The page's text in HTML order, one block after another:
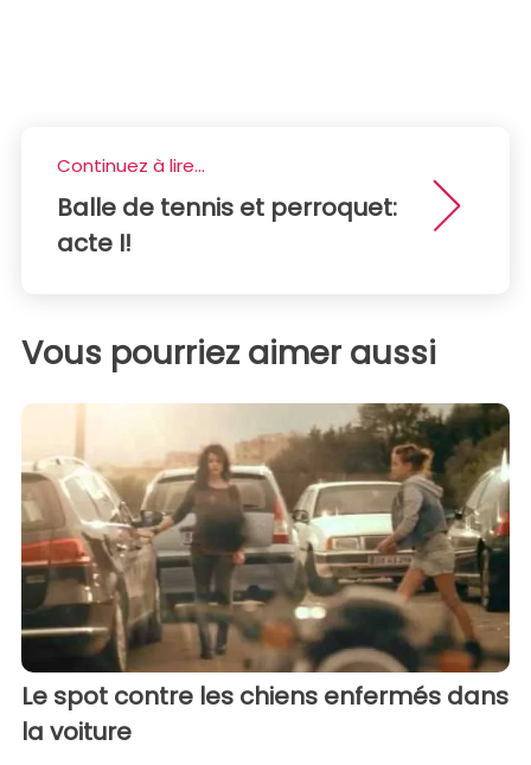
Continuez à lire...
Balle de tennis et perroquet:
acte I!
Vous pourriez aimer aussi
Le spot contre les chiens enfermés dans
la voiture